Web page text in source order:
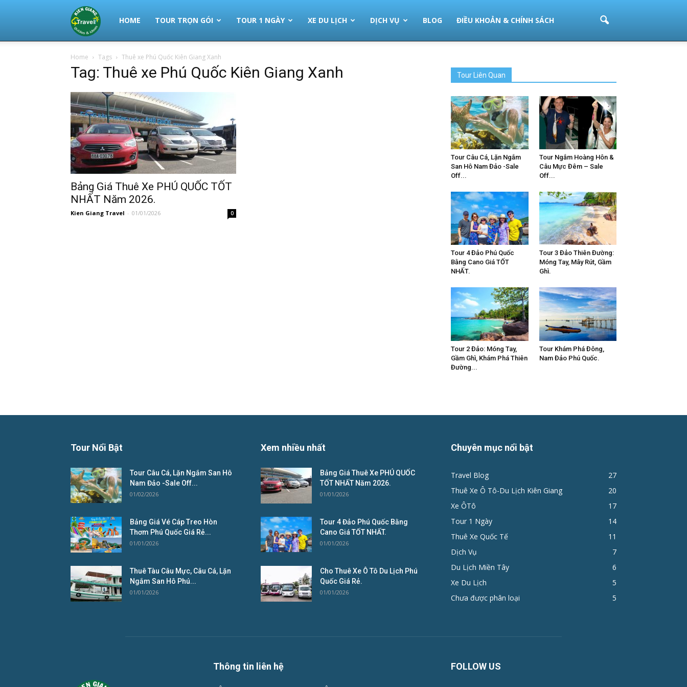
Thuê
Xe
Phú
Quốc
|
HOME TOUR TRỌN GÓI TOUR 1 NGÀY XE DU LỊCH DỊCH VỤ BLOG ĐIỀU KHOẢN & CHÍNH SÁCH
Home Tags Thuê xe Phú Quốc Kiên Giang Xanh
Tag: Thuê xe Phú Quốc Kiên Giang Xanh
Bảng Giá Thuê Xe PHÚ QUỐC TỐT
NHẤT Năm 2026.
Kien Giang Travel - 01/01/2026 0
Tour Liên Quan
Tour Câu Cá, Lặn Ngắm
San Hô Nam Đảo -Sale
Off...
Tour Ngắm Hoàng Hôn &
Câu Mực Đêm – Sale
Off...
Tour 4 Đảo Phú Quốc
Bằng Cano Giá TỐT
NHẤT.
Tour 3 Đảo Thiên Đường:
Móng Tay, Mây Rút, Gầm
Ghì.
Tour 2 Đảo: Móng Tay,
Gầm Ghì, Khám Phá Thiên
Đường...
Tour Khám Phá Đông,
Nam Đảo Phú Quốc.
Tour Nổi Bật
Tour Câu Cá, Lặn Ngắm San Hô
Nam Đảo -Sale Off...
01/02/2026
Bảng Giá Vé Cáp Treo Hòn
Thơm Phú Quốc Giá Rẻ...
01/01/2026
Thuê Tàu Câu Mực, Câu Cá, Lặn
Ngắm San Hô Phú...
01/01/2026
Xem nhiều nhất
Bảng Giá Thuê Xe PHÚ QUỐC
TỐT NHẤT Năm 2026.
01/01/2026
Tour 4 Đảo Phú Quốc Bằng
Cano Giá TỐT NHẤT.
01/01/2026
Cho Thuê Xe Ô Tô Du Lịch Phú
Quốc Giá Rẻ.
01/01/2026
Chuyên mục nổi bật
Travel Blog
27
Thuê Xe Ô Tô-Du Lịch Kiên Giang
20
Xe ÔTô
17
Tour 1 Ngày
14
Thuê Xe Quốc Tế
11
Dịch Vụ
7
Du Lịch Miền Tây
6
Xe Du Lịch
5
Chưa được phân loại
5
Thông tin liên hệ FOLLOW US